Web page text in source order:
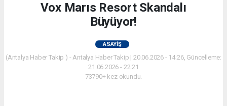
Vox Marıs Resort Skandalı
Büyüyor!
ASAYIŞ
(Antalya Haber Takip ) - Antalya Haber Takip | 20.06.2026 - 14:26, Güncelleme:
21.06.2026 - 22:21
73790+ kez okundu.